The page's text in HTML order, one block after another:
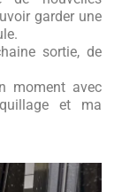
garder une
sortie, de
moment avec
et ma